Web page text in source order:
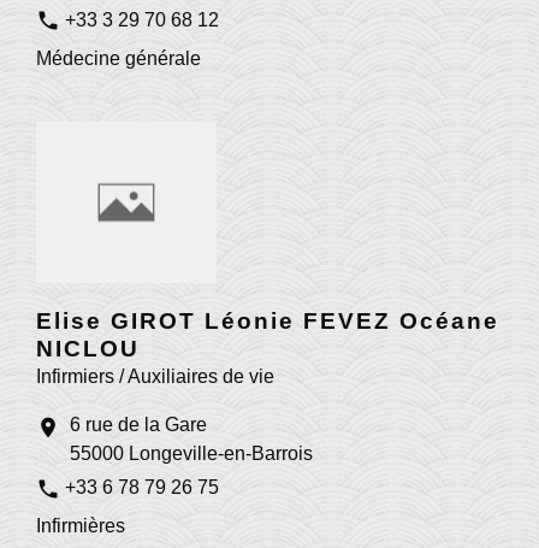
phone +33 3 29 70 68 12
Médecine générale
Elise GIROT Léonie FEVEZ Océane
NICLOU
Infirmiers / Auxiliaires de vie
location_on
6 rue de la Gare
55000 Longeville-en-Barrois
phone +33 6 78 79 26 75
Infirmières